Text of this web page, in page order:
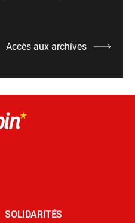
Accès aux archives
SOLIDARITÉS